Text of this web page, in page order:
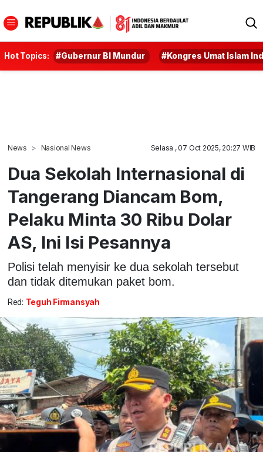
Hot Topics: #Gubernur BI Mundur #Kongres Umat Islam
News Nasional News Selasa , 07 Oct 2025, 20:27 WIB
Dua Sekolah Internasional di
Tangerang Diancam Bom,
Pelaku Minta 30 Ribu Dolar
AS, Ini Isi Pesannya
Polisi telah menyisir ke dua sekolah tersebut
dan tidak ditemukan paket bom.
Red: Teguh Firmansyah